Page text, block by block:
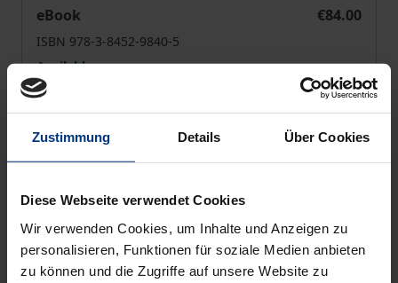
Zustimmung Details Über Cookies
Diese Webseite verwendet Cookies
Wir verwenden Cookies, um Inhalte und Anzeigen zu
personalisieren, Funktionen für soziale Medien anbieten
zu können und die Zugriffe auf unsere Website zu
eBook
€84.00
ISBN 978-3-8452-9840-5
Available
Prices include VAT. Depending on the delivery address, VAT
may vary at checkout.
Add to Cart
Add to Wish List
Delivery cost notice